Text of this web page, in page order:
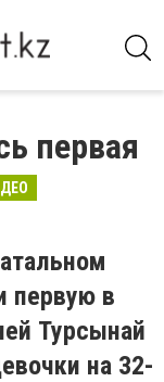
первая
первую в
Турсынай
на 32-